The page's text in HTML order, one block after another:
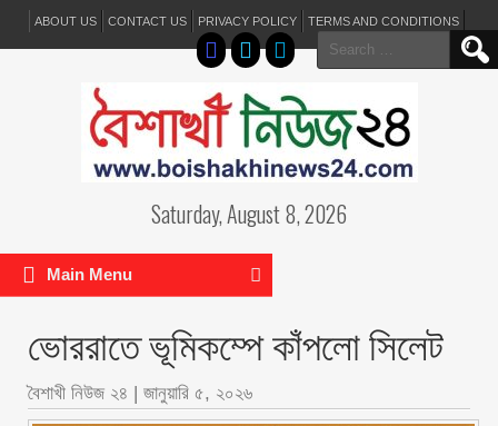
ABOUT US CONTACT US PRIVACY POLICY TERMS AND CONDITIONS
Search
for:
Saturday, August 8, 2026
Main Menu
ভোররাতে ভূমিকম্পে কাঁপলো সিলেট
বৈশাখী নিউজ ২৪ | জানুয়ারি ৫, ২০২৬